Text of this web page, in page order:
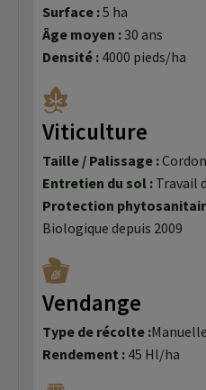
Surface :5 ha
Âge moyen : 30 ans
Densité : 4000 pieds/ha
Viticulture
Taille / Palissage :
Entretien du sol : Travail
Protection
Biologique depuis 2009
Vendange
Type de récolte :
Rendement : 45 Hl/ha